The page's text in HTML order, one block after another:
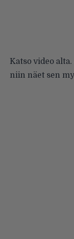
Katso video
niin näet sen